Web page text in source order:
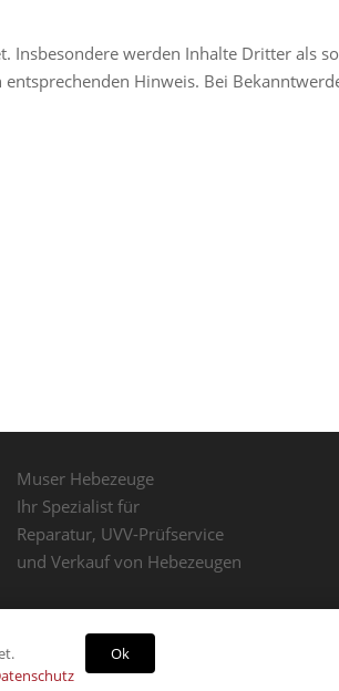
Insbesondere werden Inhalte Dritter als
Hinweis. Bei
Muser Hebezeuge
Ihr Spezialist für
Reparatur, UVV-Prüfservice
und Verkauf von Hebezeugen
Ok